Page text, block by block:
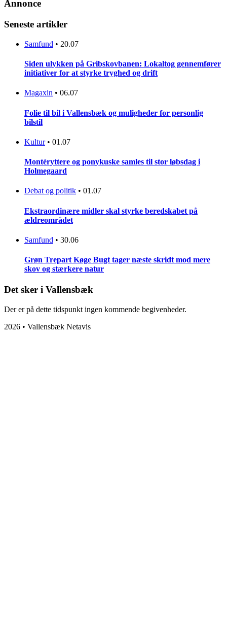
Annonce
Seneste artikler
Samfund • 20.07
Siden ulykken på Gribskovbanen: Lokaltog gennemfører
initiativer for at styrke tryghed og drift
Magaxin • 06.07
Folie til bil i Vallensbæk og muligheder for personlig
bilstil
Kultur • 01.07
Montéryttere og ponykuske samles til stor løbsdag i
Holmegaard
Debat og politik • 01.07
Ekstraordinære midler skal styrke beredskabet på
ældreområdet
Samfund • 30.06
Grøn Trepart Køge Bugt tager næste skridt mod mere
skov og stærkere natur
Det sker i Vallensbæk
Der er på dette tidspunkt ingen kommende begivenheder.
2026 • Vallensbæk Netavis